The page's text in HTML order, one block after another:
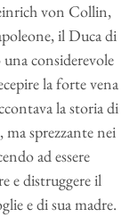
von Collin,
il Duca di
considerevole
la forte vena
la storia di
sprezzante nei
ad essere
e distruggere il
e di sua madre.